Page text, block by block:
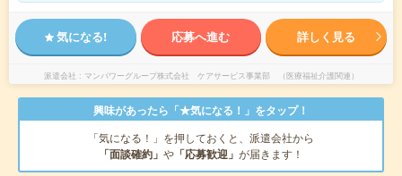
気になる! 応募へ進む 詳しく見る
派遣会社 マンパワーグループ株式会社 ケアサービス事業部 （医療福祉介護関連）
興味があったら「★気になる！」をタップ！
「気になる！」を押しておくと、派遣会社から
「面談確約」 や 「応募歓迎」 が届きます！